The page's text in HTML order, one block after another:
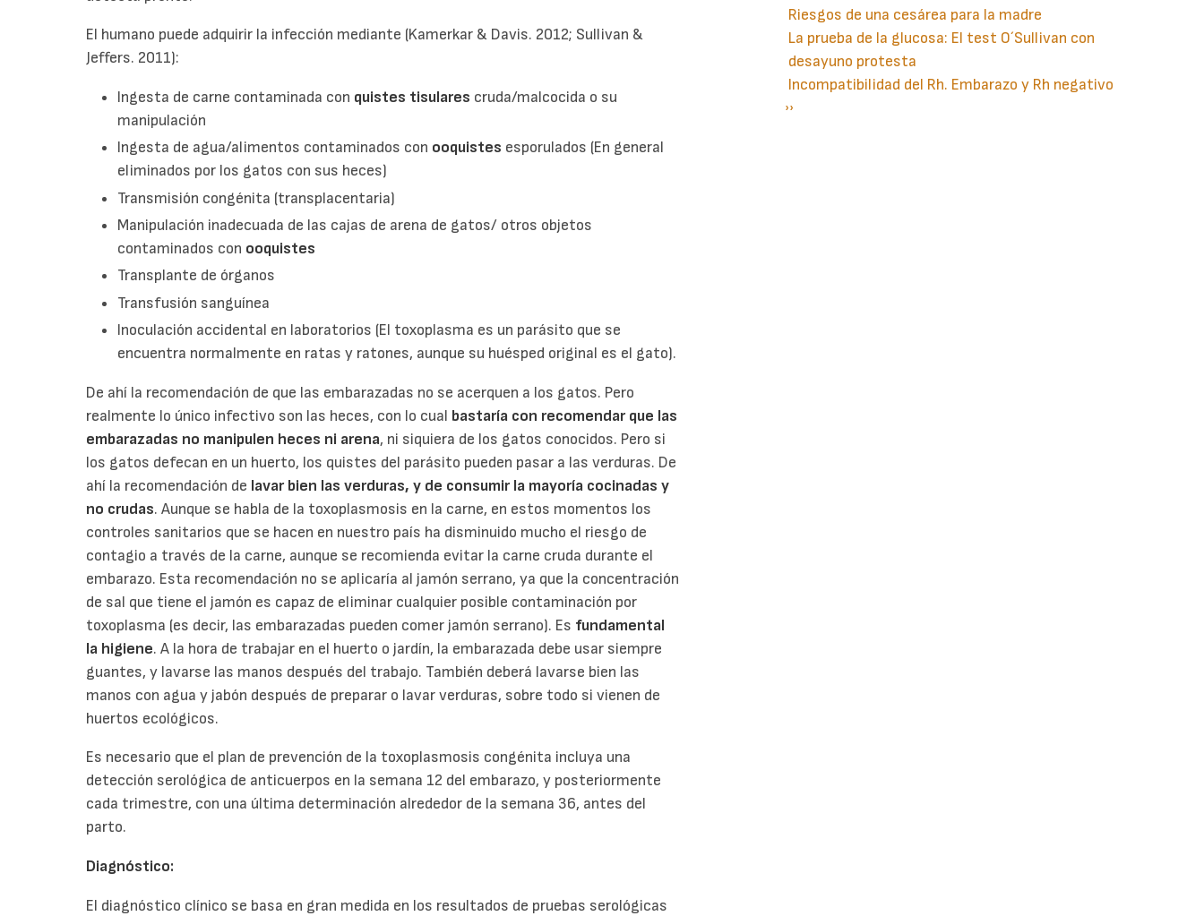
El humano puede adquirir la infección mediante (Kamerkar & Davis. 2012; Sullivan &
Jeffers. 2011):
Ingesta de carne contaminada con quistes tisulares cruda/malcocida o su
manipulación
Ingesta de agua/alimentos contaminados con ooquistes esporulados (En general
eliminados por los gatos con sus heces)
Transmisión congénita (transplacentaria)
Manipulación inadecuada de las cajas de arena de gatos/ otros objetos
contaminados con ooquistes
Transplante de órganos
Transfusión sanguínea
Inoculación accidental en laboratorios (El toxoplasma es un parásito que se
encuentra normalmente en ratas y ratones, aunque su huésped original es el gato).
De ahí la recomendación de que las embarazadas no se acerquen a los gatos. Pero
realmente lo único infectivo son las heces, con lo cual bastaría con recomendar que las
embarazadas no manipulen heces ni arena, ni siquiera de los gatos conocidos. Pero si
los gatos defecan en un huerto, los quistes del parásito pueden pasar a las verduras. De
ahí la recomendación de lavar bien las verduras, y de consumir la mayoría cocinadas y
no crudas. Aunque se habla de la toxoplasmosis en la carne, en estos momentos los
controles sanitarios que se hacen en nuestro país ha disminuido mucho el riesgo de
contagio a través de la carne, aunque se recomienda evitar la carne cruda durante el
embarazo. Esta recomendación no se aplicaría al jamón serrano, ya que la concentración
de sal que tiene el jamón es capaz de eliminar cualquier posible contaminación por
toxoplasma (es decir, las embarazadas pueden comer jamón serrano). Es fundamental
la higiene. A la hora de trabajar en el huerto o jardín, la embarazada debe usar siempre
guantes, y lavarse las manos después del trabajo. También deberá lavarse bien las
manos con agua y jabón después de preparar o lavar verduras, sobre todo si vienen de
huertos ecológicos.
Es necesario que el plan de prevención de la toxoplasmosis congénita incluya una
detección serológica de anticuerpos en la semana 12 del embarazo, y posteriormente
cada trimestre, con una última determinación alrededor de la semana 36, antes del
parto.
Diagnóstico:
El diagnóstico clínico se basa en gran medida en los resultados de pruebas serológicas
Riesgos de una cesárea para la madre
La prueba de la glucosa: El test O´Sullivan con
desayuno protesta
Incompatibilidad del Rh. Embarazo y Rh negativo
Paginación
Siguiente
››